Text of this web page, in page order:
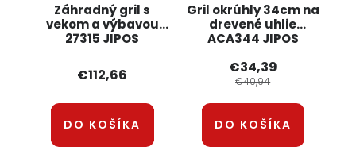
Záhradný gril s
vekom a výbavou
27315 JIPOS
€112,66
DO KOŠÍKA
Gril okrúhly 34cm na
drevené uhlie
ACA344 JIPOS
€34,39
€40,94
DO KOŠÍKA